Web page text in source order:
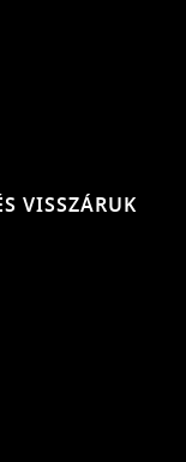
VISSZÁRUK